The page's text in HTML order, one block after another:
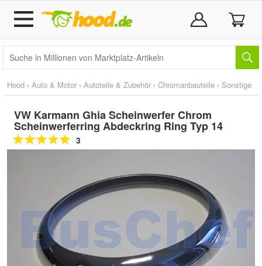
Hood › Auto & Motor › Autoteile & Zubehör › Chromanbauteile › Sonstige
VW Karmann Ghia Scheinwerfer Chrom
Scheinwerferring Abdeckring Ring Typ 14
3